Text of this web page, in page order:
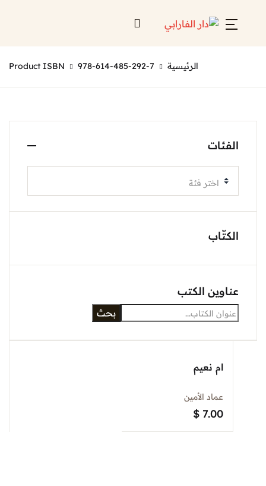
الرئيسية Product ISBN 978-614-485-292-7
ام نعيم
عماد الأمين
$ 7.00
الفئات
اختر فئة
الكتّاب
عناوين الكتب
بحث